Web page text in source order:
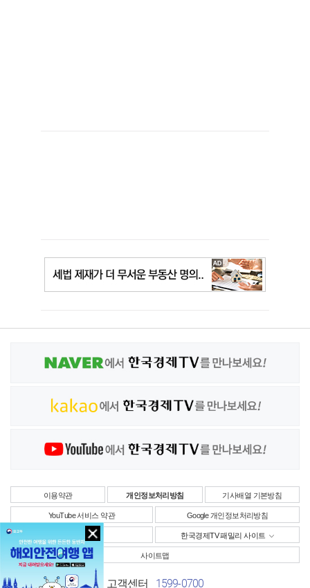
이용약관 개인정보처리방침 기사배열 기본방침
YouTube 서비스 약관 Google 개인정보처리방침
사업자정보 한국경제TV 패밀리 사이트
사이트맵
고객센터 1599-0700